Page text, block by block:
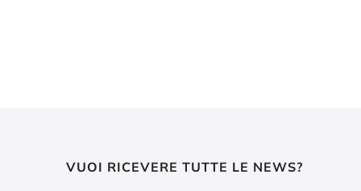
VUOI RICEVERE TUTTE LE NEWS?